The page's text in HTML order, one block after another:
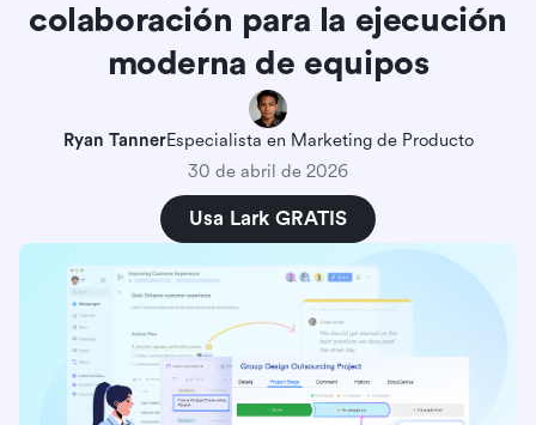
colaboración para la ejecución
moderna de equipos
Ryan TannerEspecialista en Marketing de Producto
30 de abril de 2026
Usa Lark GRATIS